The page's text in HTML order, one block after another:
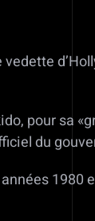
pour sa
du
1980